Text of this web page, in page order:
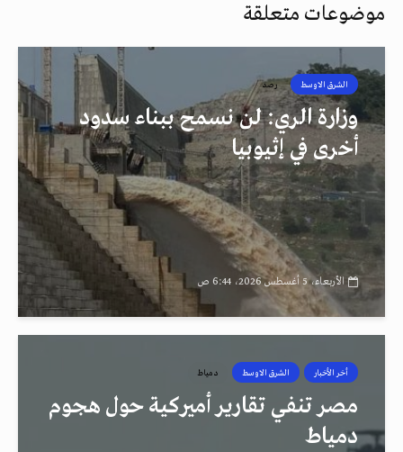
موضوعات متعلقة
الشرق الاوسط رصد
وزارة الري: لن نسمح ببناء سدود
أخرى في إثيوبيا
الأربعاء، 5 أغسطس 2026، 6:44 ص
أخر الأخبار الشرق الاوسط دمياط
مصر تنفي تقارير أميركية حول هجوم
دمياط